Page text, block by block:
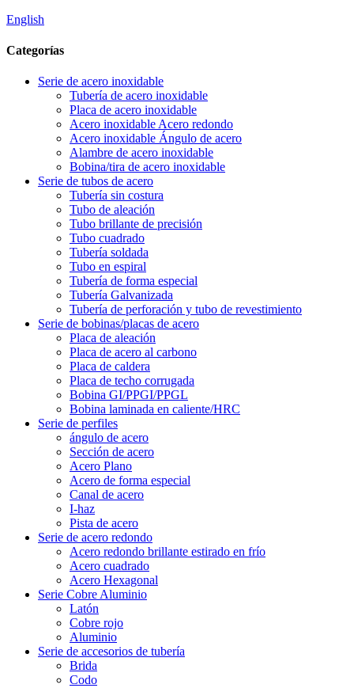
English
Categorías
Serie de acero inoxidable
Tubería de acero inoxidable
Placa de acero inoxidable
Acero inoxidable Acero redondo
Acero inoxidable Ángulo de acero
Alambre de acero inoxidable
Bobina/tira de acero inoxidable
Serie de tubos de acero
Tubería sin costura
Tubo de aleación
Tubo brillante de precisión
Tubo cuadrado
Tubería soldada
Tubo en espiral
Tubería de forma especial
Tubería Galvanizada
Tubería de perforación y tubo de revestimiento
Serie de bobinas/placas de acero
Placa de aleación
Placa de acero al carbono
Placa de caldera
Placa de techo corrugada
Bobina GI/PPGI/PPGL
Bobina laminada en caliente/HRC
Serie de perfiles
ángulo de acero
Sección de acero
Acero Plano
Acero de forma especial
Canal de acero
I-haz
Pista de acero
Serie de acero redondo
Acero redondo brillante estirado en frío
Acero cuadrado
Acero Hexagonal
Serie Cobre Aluminio
Latón
Cobre rojo
Aluminio
Serie de accesorios de tubería
Brida
Codo